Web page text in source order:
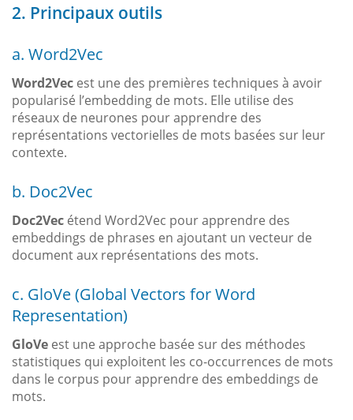
2. Principaux outils
a. Word2Vec
Word2Vec est une des premières techniques à avoir
popularisé l’embedding de mots. Elle utilise des
réseaux de neurones pour apprendre des
représentations vectorielles de mots basées sur leur
contexte.
b. Doc2Vec
Doc2Vec étend Word2Vec pour apprendre des
embeddings de phrases en ajoutant un vecteur de
document aux représentations des mots.
c. GloVe (Global Vectors for Word
Representation)
GloVe est une approche basée sur des méthodes
statistiques qui exploitent les co-occurrences de mots
dans le corpus pour apprendre des embeddings de
mots.